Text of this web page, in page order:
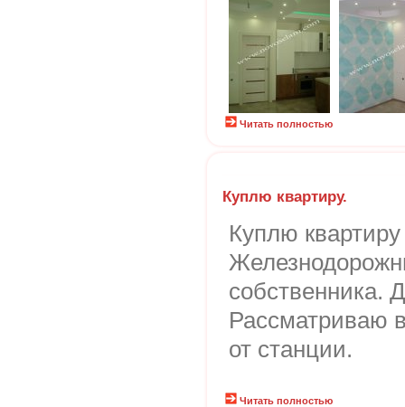
Читать полностью
Куплю квартиру.
Куплю квартиру
собственника.
Рассматриваю
от станции.
Читать полностью